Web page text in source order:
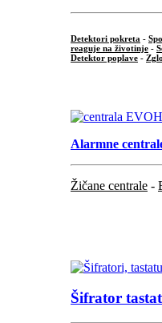
Detektori pokreta -
reaguje na životinje -
Detektor poplave -
Alarmne
Žičane centrale -
Šifrator